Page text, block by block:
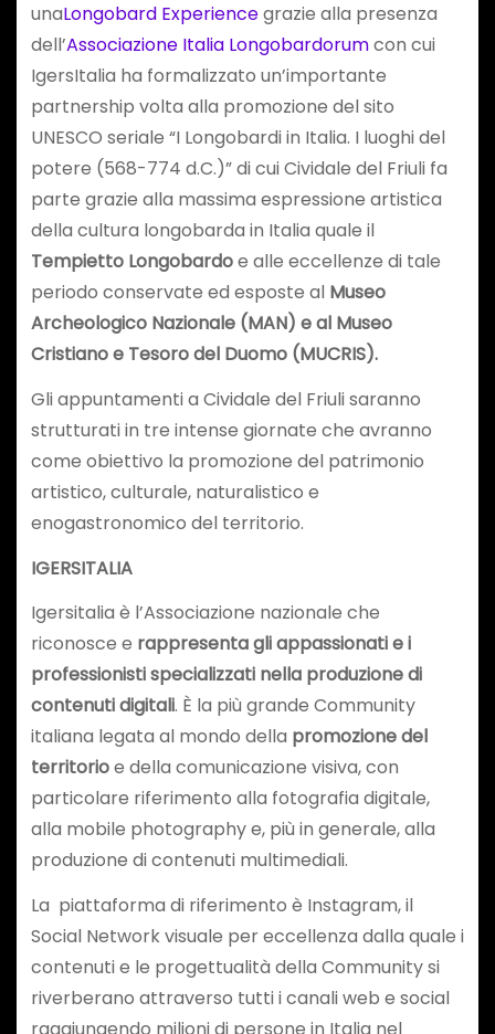
unaLongobard Experiencegrazie alla presenza
dell’Associazione Italia Longobardorumcon cui
IgersItalia ha formalizzato un’importante
partnership volta alla promozione del sito
UNESCO seriale “I Longobardi in Italia. I luoghi del
potere (568-774 d.C.)” di cui Cividale del Friuli fa
parte grazie alla massima espressione artistica
della cultura longobarda in Italia quale il
Tempietto Longobardoe alle eccellenze di tale
periodo conservate ed esposte alMuseo
Archeologico Nazionale (MAN) e al Museo
Cristiano e Tesoro del Duomo (MUCRIS).
Gli appuntamenti a Cividale del Friuli saranno
strutturati in tre intense giornate che avranno
come obiettivo la promozione del patrimonio
artistico, culturale, naturalistico e
enogastronomico del territorio.
IGERSITALIA
Igersitalia è l’Associazione nazionale che
riconosce e rappresenta gli appassionati e i
professionisti specializzati nella produzione di
contenuti digitali. È la più grande Community
italiana legata al mondo della promozione del
territorioe della comunicazione visiva, con
particolare riferimento alla fotografia digitale,
alla mobile photography e, più in generale, alla
produzione di contenuti multimediali.
La piattaforma di riferimento è Instagram, il
Social Network visuale per eccellenza dalla quale i
contenuti e le progettualità della Community si
riverberano attraverso tutti i canali web e social